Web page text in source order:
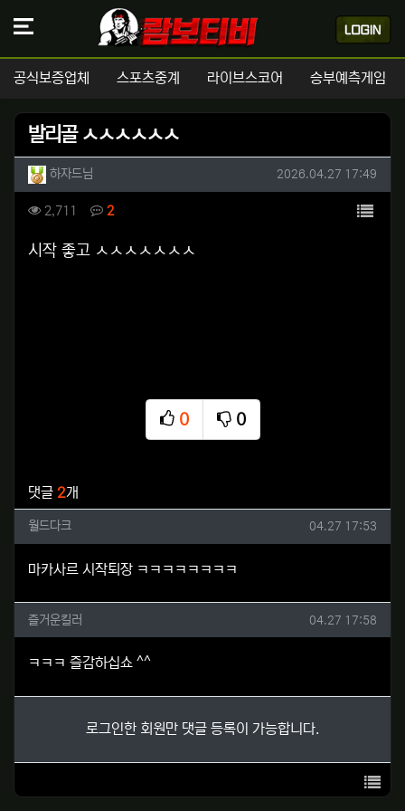
공식보증업체 스포츠중계 라이브스코어 승부예측게임
발리골 ㅅㅅㅅㅅㅅㅅ
작성자 정보
하자드님 작성일
2026.04.27 17:49
컨텐츠 정보
2,711 조회 2댓글 목록
본문
시작 좋고 ㅅㅅㅅㅅㅅㅅㅅ
0
추천
0
비추천
댓글 2개
월드다크님의 댓글
월드다크 작성일
04.27 17:53
마카사르 시작퇴장 ㅋㅋㅋㅋㅋㅋㅋㅋ
즐거운킬러님의 댓글
즐거운킬러 작성일
04.27 17:58
ㅋㅋㅋ 즐감하십쇼 ^^
로그인한 회원만 댓글 등록이 가능합니다.
목록